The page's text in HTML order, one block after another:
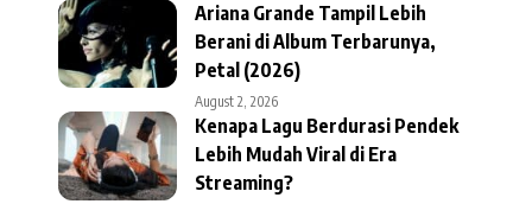
Ariana Grande Tampil Lebih
Berani di Album Terbarunya,
Petal (2026)
August 2, 2026
Kenapa Lagu Berdurasi Pendek
Lebih Mudah Viral di Era
Streaming?